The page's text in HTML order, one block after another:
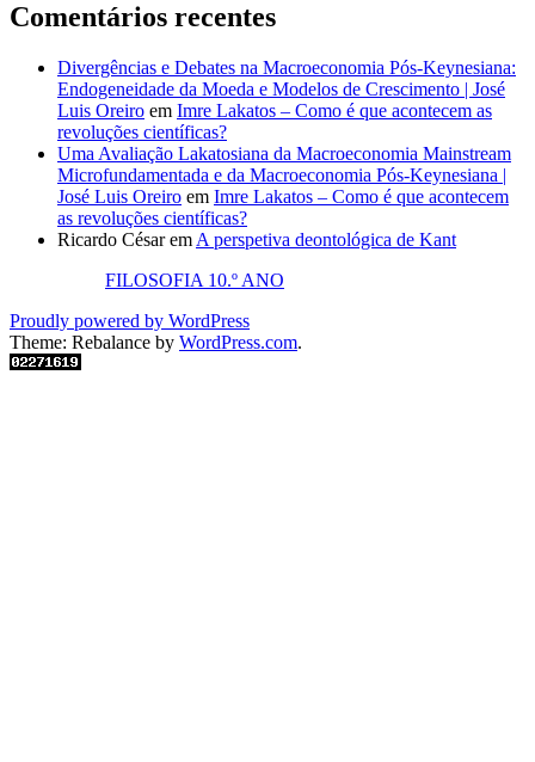
Comentários recentes
Divergências e Debates na Macroeconomia Pós-Keynesiana:
Endogeneidade da Moeda e Modelos de Crescimento | José
Luis Oreiro em Imre Lakatos – Como é que acontecem as
revoluções científicas?
Uma Avaliação Lakatosiana da Macroeconomia Mainstream
Microfundamentada e da Macroeconomia Pós-Keynesiana |
José Luis Oreiro em Imre Lakatos – Como é que acontecem
as revoluções científicas?
Ricardo Césarem A perspetiva deontológica de Kant
FILOSOFIA 10.º ANO
Proudly powered by WordPress
Theme: Rebalance by WordPress.com.